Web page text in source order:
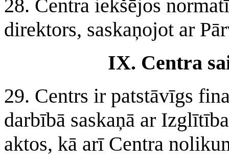
28. Centra iekšējos
direktors, saskaņojot ar
IX. Centra
29. Centrs ir patstāvīgs
darbībā saskaņā ar
aktos, kā arī Centra